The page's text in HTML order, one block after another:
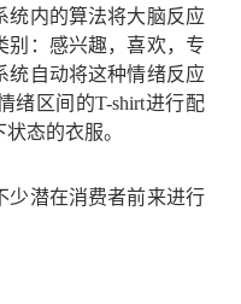
统内的算法将大脑反应
别：感兴趣，喜欢，专
统自动将这种情绪反应
绪区间的T-shirt进行配
态的衣服。
少潜在消费者前来进行